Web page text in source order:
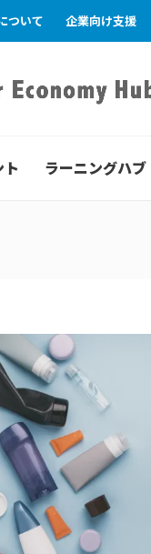
ついて 企業向け支援
ト ラーニングハブ